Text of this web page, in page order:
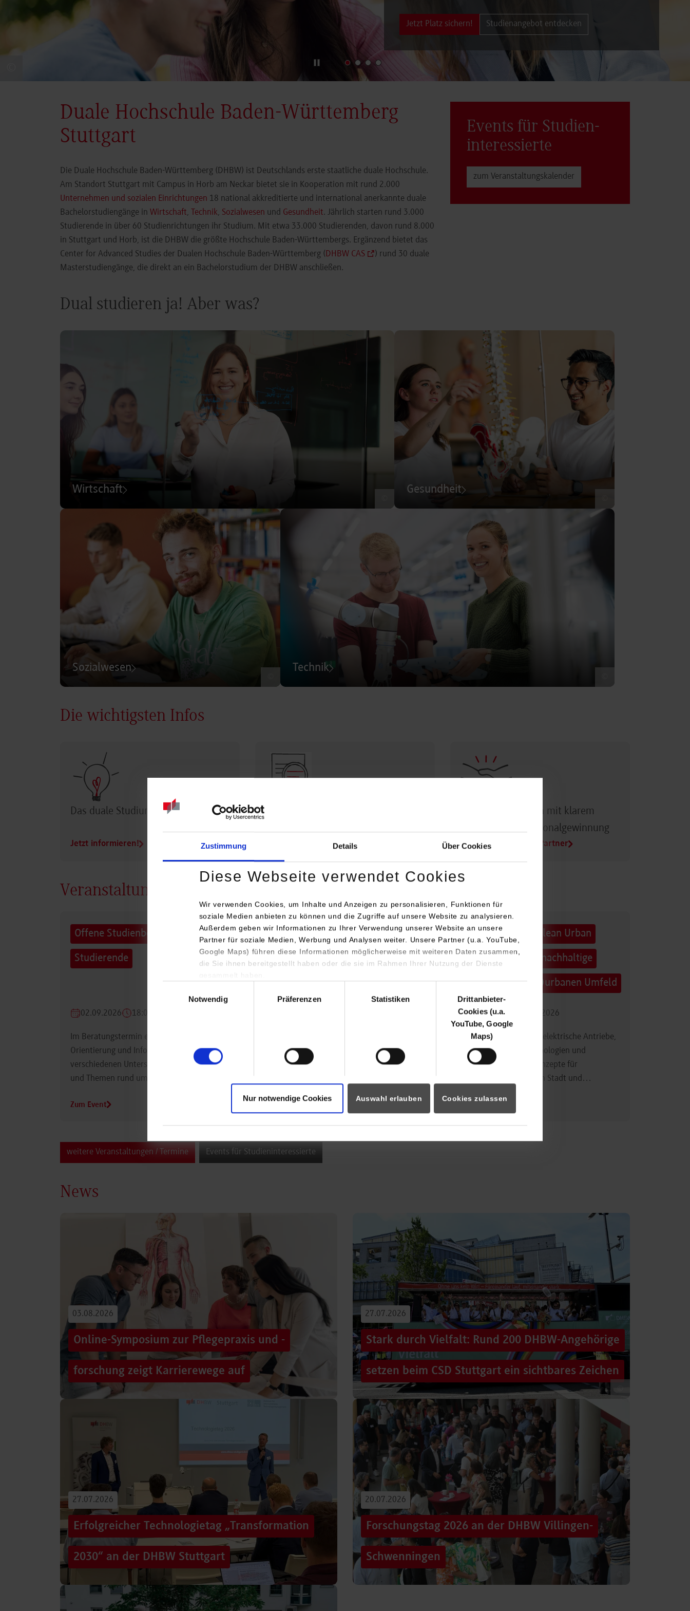
Zustimmung Details Über Cookies
Diese Webseite verwendet Cookies
Wir verwenden Cookies, um Inhalte und Anzeigen zu personalisieren, Funktionen für
soziale Medien anbieten zu können und die Zugriffe auf unsere Website zu analysieren.
Außerdem geben wir Informationen zu Ihrer Verwendung unserer Website an unsere
Partner für soziale Medien, Werbung und Analysen weiter. Unsere Partner (u.a. YouTube,
Google Maps) führen diese Informationen möglicherweise mit weiteren Daten zusammen,
die Sie ihnen bereitgestellt haben oder die sie im Rahmen Ihrer Nutzung der Dienste
Notwendig
Präferenzen Statistiken
Drittanbieter-
Cookies (u.a.
YouTube, Google
Maps)
Nur notwendige Cookies Auswahl erlauben Cookies zulassen
Jetzt Platz sichern! Studienangebot entdecken
Duale Hochschule Baden-Württemberg
Stuttgart
Die Duale Hochschule Baden-Württemberg (DHBW) ist Deutschlands erste staatliche duale Hochschule.
Am Standort Stuttgart mit Campus in Horb am Neckar bietet sie in Kooperation mit rund 2.000
Unternehmen und sozialen Einrichtungen 18 national akkreditierte und international anerkannte duale
Bachelorstudiengänge in Wirtschaft, Technik, Sozialwesen und Gesundheit. Jährlich starten rund 3.000
Studierende in über 60 Studienrichtungen ihr Studium. Mit etwa 33.000 Studierenden, davon rund 8.000
in Stuttgart und Horb, ist die DHBW die größte Hochschule Baden-Württembergs. Ergänzend bietet das
Center for Advanced Studies der Dualen Hochschule Baden-Württemberg (DHBW CAS
) rund 30 duale
Masterstudiengänge, die direkt an ein Bachelorstudium der DHBW anschließen.
Events für Studien­
interessierte
zum Veranstaltungs­kalender
Dual studieren ja! Aber was?
Wirtschaft Gesundheit
Sozialwesen Technik
Die wichtigsten Infos
Das duale Studium im Überblick
Jetzt informieren! Profil der DHBW Stuttgart
Dualer Partner sein mit klarem
Vorteil bei der Personalgewinnung
Alle Infos für Duale Partner
Veranstaltungen
Offene Studienberatung für
Studierende
02.09.2026 18:00 Uhr
Im Beratungstermin erhalten Studierende
Orientierung und Informationen zu
verschiedenen Unterstützungsmöglichkeiten
und Themen rund um das Studium.
Zum Event
INDIS-Infoveranstaltung für
Studierende
Studierende
Zum Event
Technologietag: Clean Urban
Transportation – nachhaltige
Mobilität im (sub)urbanen Umfeld
16.09.2026 - 17.09.2026
Im Mittelpunkt stehen elektrische Antriebe,
moderne Batterietechnologien und
innovative Fahrzeugkonzepte für
nachhaltige Mobilität in Stadt und…
weitere Veranstaltungen / Termine Events für Studieninteressierte
News
03.08.2026
Online-Symposium zur Pflegepraxis und -
forschung zeigt Karrierewege auf
Von der Promotion in Australien über die Weiterentwicklung
Führungsaufgaben – Drei…
Beitrag lesen
27.07.2026
Stark durch Vielfalt: Rund 200 DHBW-Angehörige
setzen beim CSD Stuttgart ein sichtbares Zeichen
Hunderttausende Menschen säumten am Samstag die Straßen der
Stuttgarter Innenstadt. Mitten im farbenfrohen Zug: ein eigener DHBW-
Truck, eine große…
Beitrag lesen
27.07.2026
Erfolgreicher Technologietag „Transformation
2030“ an der DHBW Stuttgart
Wie gelingt Transformation in einer Zeit, in der sich Technologien, Märkte
und gesellschaftliche Rahmenbedingungen immer schneller verändern?
Genau…
20.07.2026
Forschungstag 2026 an der DHBW Villingen-
Schwenningen
Grenzen überschreiten – und dennoch eine Verbindung schaffen, mit